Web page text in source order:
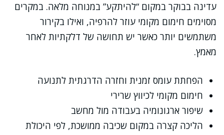
עדינה בבוקר במקום “להיתקע” במנוחה מלאה. במקרים
מסוימים חימום מקומי עוזר להרפיה, ואילו בקירור
משתמשים יותר כאשר יש תחושה של דלקתיות לאחר
מאמץ.
הפחתת עומס זמנית וחזרה הדרגתית לתנועה
חימום מקומי לכיווץ שרירי
שיפור ארגונומיה בעבודה מול מחשב
הליכה קצרה במקום שכיבה ממושכת, לפי היכולת